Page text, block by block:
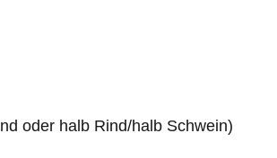
oder halb Rind/halb Schwein)